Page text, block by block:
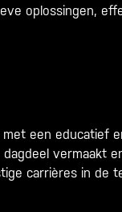
oplossingen,
een educatief
vermaakt
carrières in de